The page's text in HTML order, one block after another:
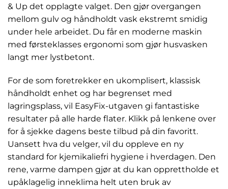
& Up det opplagte valget. Den gjør overgangen
mellom gulv og håndholdt vask ekstremt smidig
under hele arbeidet. Du får en moderne maskin
med førsteklasses ergonomi som gjør husvasken
langt mer lystbetont.
For de som foretrekker en ukomplisert, klassisk
håndholdt enhet og har begrenset med
lagringsplass, vil EasyFix-utgaven gi fantastiske
resultater på alle harde flater. Klikk på lenkene over
for å sjekke dagens beste tilbud på din favoritt.
Uansett hva du velger, vil du oppleve en ny
standard for kjemikaliefri hygiene i hverdagen. Den
rene, varme dampen gjør at du kan opprettholde et
upåklagelig inneklima helt uten bruk av